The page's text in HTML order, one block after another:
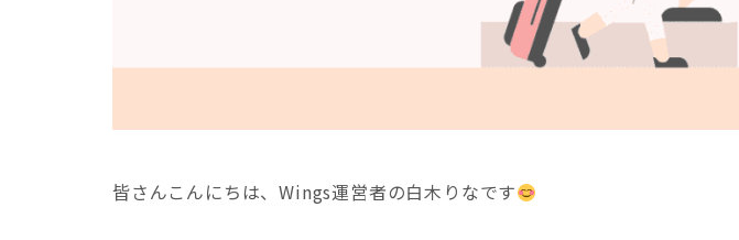
皆さんこんにちは、Wings運営者の白木りなです